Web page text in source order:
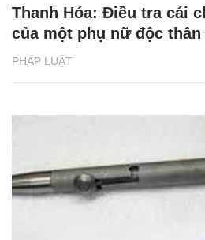
PHÁP LUẬT
Thanh Hóa: Điều tra cái
của một phụ nữ độc